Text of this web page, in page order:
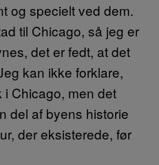
og specielt ved dem.
til Chicago, så jeg er
det er fedt, at det
kan ikke forklare,
i Chicago, men det
del af byens historie
der eksisterede, før